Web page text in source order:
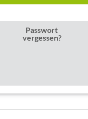
Passwort
vergessen?